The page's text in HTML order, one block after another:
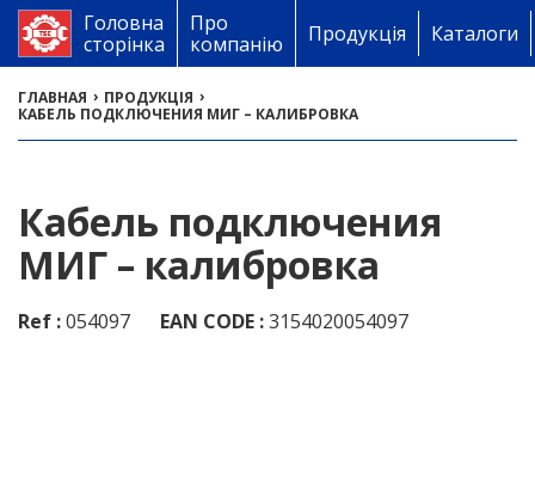
Головна
сторінка
Про
компанію
Продукція Каталоги
ГЛАВНАЯ › ПРОДУКЦІЯ ›
КАБЕЛЬ ПОДКЛЮЧЕНИЯ МИГ – КАЛИБРОВКА
Кабель подключения
МИГ – калибровка
Ref :054097 EAN CODE :3154020054097